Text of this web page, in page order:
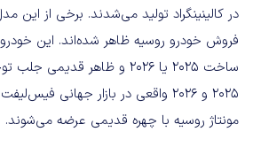
در کالینینگراد تولید می‌شدند. برخی از این
فروش خودرو روسیه ظاهر شده‌اند. این
ساخت ۲۰۲۵ یا ۲۰۲۶ و ظاهر
۲۰۲۵ و ۲۰۲۶ واقعی در بازار جهانی
مونتاژ روسیه با چهره قدیمی عرضه می‌شوند.